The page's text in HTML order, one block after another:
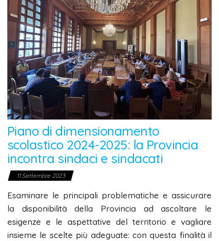
Piano di dimensionamento
scolastico 2024-2025: la Provincia
incontra sindaci e sindacati
11 Settembre 2023
Esaminare le principali problematiche e assicurare
la disponibilità della Provincia ad ascoltare le
esigenze e le aspettative del territorio e vagliare
insieme le scelte più adeguate: con questa finalità il